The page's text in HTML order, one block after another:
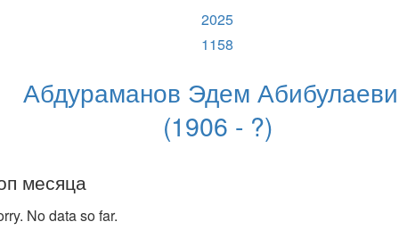
2025
1158
Абдураманов Эдем
(1906 - ?)
месяца
No data so far.